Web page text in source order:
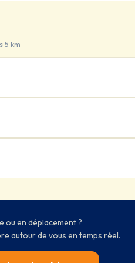
5 km
ou en déplacement ?
autour de vous en temps réel.